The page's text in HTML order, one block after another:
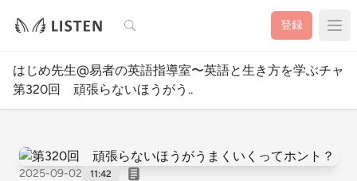
検索 登録
はじめ先生@易者の英語指導室〜英語と生き方を学ぶチャ
第320回 頑張らないほうがう..
2025-09-02 11:42